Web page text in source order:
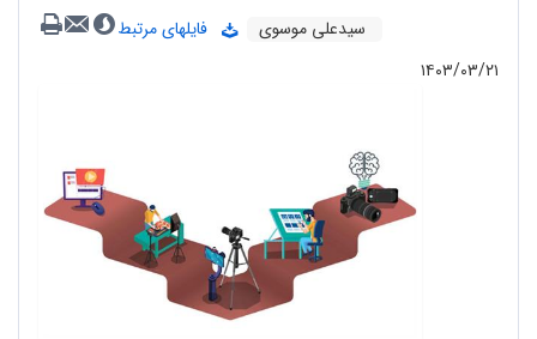
سیدعلی موسوی
فایلهای مرتبط
۱۴۰۳/۰۳/۲۱